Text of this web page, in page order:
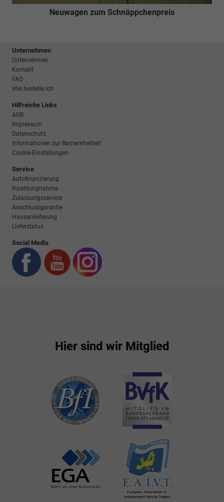
Neuwagen zum Schnäppchenpreis
Unternehmen
Unternehmen
Kontakt
FAQ
Wie bestelle ich
Hilfreiche Links
AGB
Impressum
Datenschutz
Informationen zur Barrierefreiheit
Cookie-Einstellungen
Service
Autofinanzierung
Inzahlungnahme
Zulassungsservice
Anschlussgarantie
Hausanlieferung
Lieferstatus
Social Media
Hier sind wir Mitglied